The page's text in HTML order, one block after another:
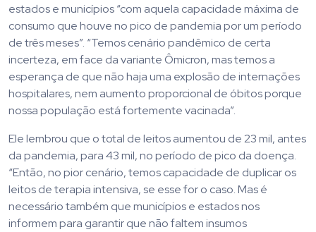
estados e municípios “com aquela capacidade máxima de
consumo que houve no pico de pandemia por um período
de três meses”. “Temos cenário pandêmico de certa
incerteza, em face da variante Ômicron, mas temos a
esperança de que não haja uma explosão de internações
hospitalares, nem aumento proporcional de óbitos porque
nossa população está fortemente vacinada”.
Ele lembrou que o total de leitos aumentou de 23 mil, antes
da pandemia, para 43 mil, no período de pico da doença.
“Então, no pior cenário, temos capacidade de duplicar os
leitos de terapia intensiva, se esse for o caso. Mas é
necessário também que municípios e estados nos
informem para garantir que não faltem insumos